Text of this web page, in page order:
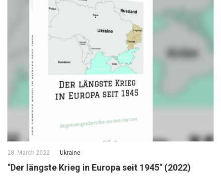
28. March 2022 Ukraine
"Der längste Krieg in Europa seit 1945" (2022)